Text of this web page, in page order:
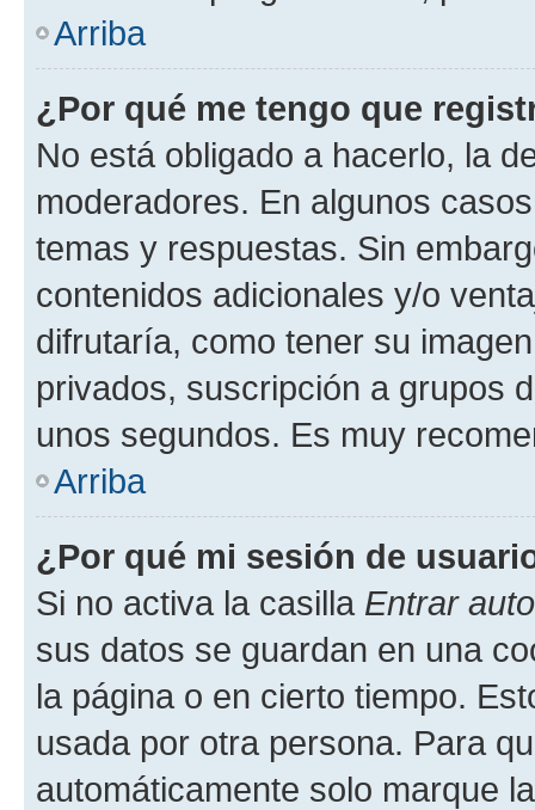
Arriba
¿Por qué me tengo que
No está obligado a hacerlo, la
moderadores. En algunos
temas y respuestas. Sin
contenidos adicionales y/o
difrutaría, como tener su
privados, suscripción a grupos
unos segundos. Es muy
Arriba
¿Por qué mi sesión de
Si no activa la casilla Entrar
sus datos se guardan en una
la página o en cierto tiempo.
usada por otra persona. Para
automáticamente solo marque